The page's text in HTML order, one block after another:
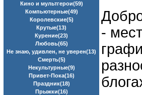
Кино и мультгерои(59)
Компьютерные(49)
Королевские(5)
Крутые(13)
Курение(23)
Любовь(65)
Не знаю, удивлен, не уверен(13)
Смерть(5)
Некультурные(9)
Привет-Пока(16)
Праздник(18)
Прыжки(16)
-